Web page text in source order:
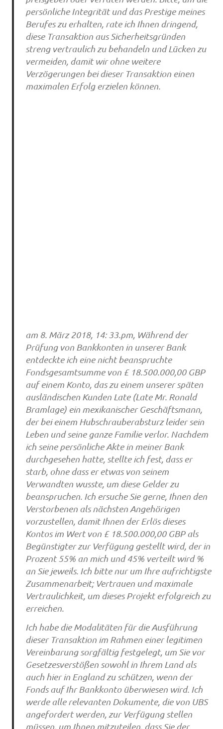
persönliche Integrität und das Prestige meines
Berufes zu erhalten, rate ich Ihnen dringend,
diese Transaktion aus Sicherheitsgründen
streng vertraulich zu behandeln und Lücken zu
vermeiden, damit wir ohne weitere
Verzögerungen bei dieser Transaktion einen
maximalen Erfolg erzielen können.
am 8. März 2018, 14: 33.pm, Während der
Prüfung von Bankkonten in unserer Bank
entdeckte ich eine nicht beanspruchte
Fondsgesamtsumme von £ 18.500.000,00 GBP
auf einem Konto, das zu einem unserer späten
ausländischen Kunden Late (Late Mr. Ronald
Bramlage) ein mexikanischer Geschäftsmann,
der bei einem Hubschrauberabsturz leider sein
Leben und seine ganze Familie verlor. Nachdem
ich seine persönliche Akte in meiner Bank
durchgesehen hatte, stellte ich fest, dass er
starb, ohne dass er etwas von seinem
Verwandten wusste, um diese Gelder zu
beanspruchen. Ich ersuche Sie gerne, Ihnen den
Verstorbenen als nächsten Angehörigen
vorzustellen, damit Ihnen der Erlös dieses
Kontos im Wert von £ 18.500.000,00 GBP als
Begünstigter zur Verfügung gestellt wird, der in
Prozent 55% an mich und 45% verteilt wird %
an Sie jeweils. Ich bitte nur um Ihre aufrichtigste
Zusammenarbeit; Vertrauen und maximale
Vertraulichkeit, um dieses Projekt erfolgreich zu
erreichen.
Ich habe die Modalitäten für die Ausführung
dieser Transaktion im Rahmen einer legitimen
Vereinbarung sorgfältig festgelegt, um Sie vor
Gesetzesverstößen sowohl in Ihrem Land als
auch hier in England zu schützen, wenn der
Fonds auf Ihr Bankkonto überwiesen wird. Ich
werde alle relevanten Dokumente, die von UBS
angefordert werden, zur Verfügung stellen
müssen, um Ihnen mitzuteilen, dass Sie der